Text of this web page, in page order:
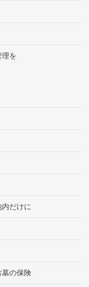
を
だけに
墓の保険